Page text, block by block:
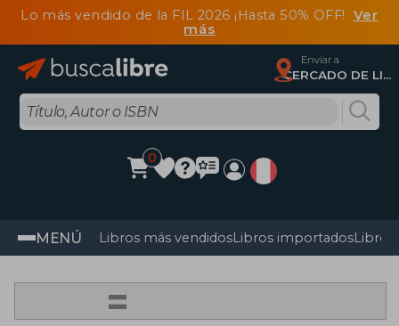
Lo más vendido de la FIL 2026 ¡Hasta 50% OFF! Ver
más
Enviar a
CERCADO DE LIMA, Lima
0
MENÚ Libros más vendidosLibros importadosLibros
=